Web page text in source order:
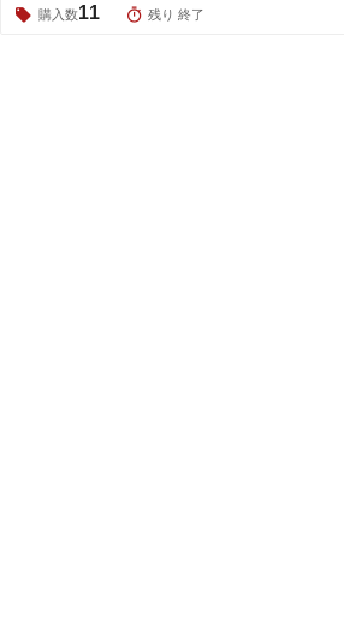
購入数11 残り 終了